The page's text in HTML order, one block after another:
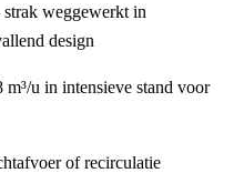
weggewerkt in
design
u in intensieve stand voor
of recirculatie